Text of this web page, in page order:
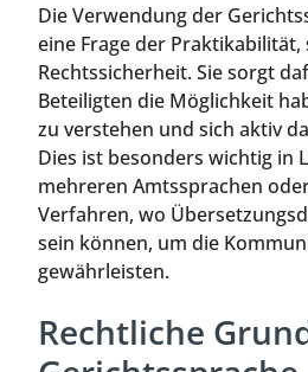
Die Verwendung der
eine Frage der
Rechtssicherheit. Sie sorgt
Beteiligten die Möglichkeit
zu verstehen und sich aktiv
Dies ist besonders wichtig in
mehreren Amtssprachen
Verfahren, wo
sein können, um die
gewährleisten.
Rechtliche